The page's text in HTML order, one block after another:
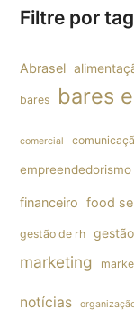
Filtre por
Abrasel
bares bares
comercial
empreendedorismo
financeiro food
gestão de rh
marketing
notícias